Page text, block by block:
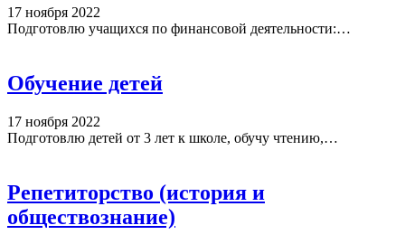
17 ноября 2022
Подготовлю учащихся по финансовой деятельности:…
Обучение детей
17 ноября 2022
Подготовлю детей от 3 лет к школе, обучу чтению,…
Репетиторство (история и
обществознание)